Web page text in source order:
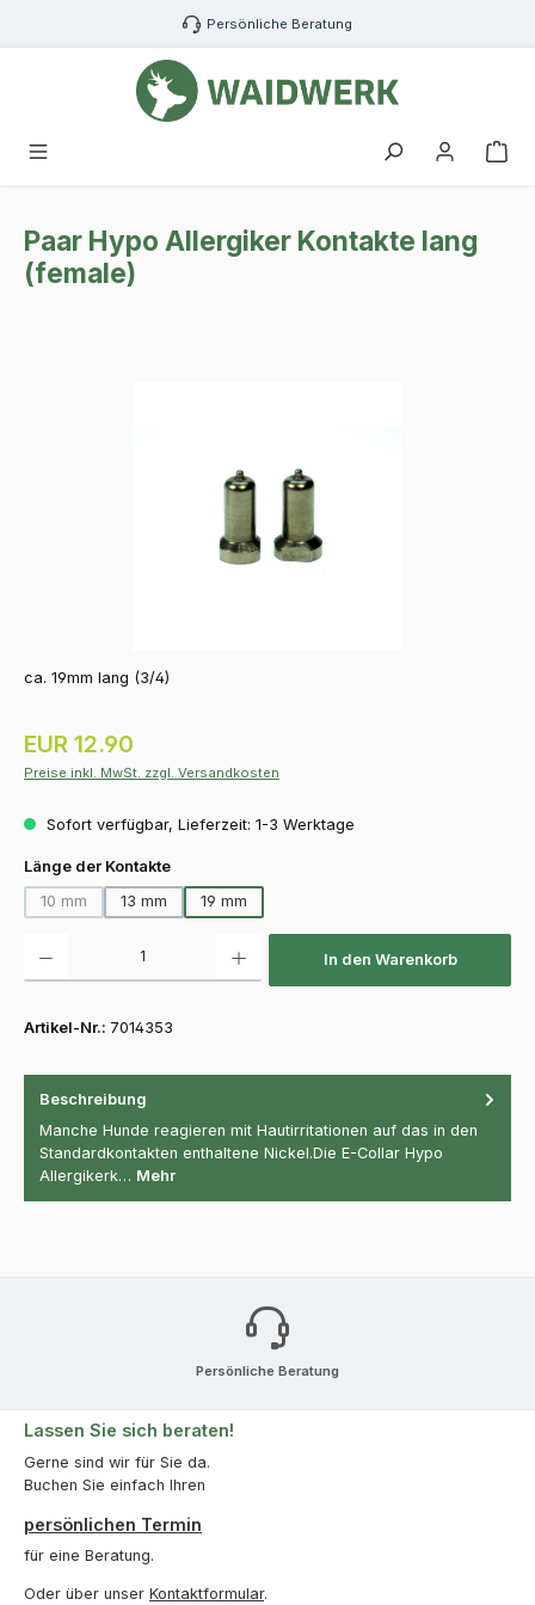
Zum Hauptinhalt springen Persönliche Beratung
Paar Hypo Allergiker Kontakte lang
(female)
ca. 19mm lang (3/4)
Regulärer Preis:
EUR 12.90
Preise inkl. MwSt. zzgl. Versandkosten
Sofort verfügbar, Lieferzeit: 1-3 Werktage
Länge der Kontakteauswählen
10 mm
(Diese Option ist zurzeit nicht verfügbar.)
13 mm 19 mm
In den Warenkorb
Artikel-Nr.: 7014353
Beschreibung
Manche Hunde reagieren mit Hautirritationen auf das in den
Standardkontakten enthaltene Nickel.Die E-Collar Hypo
Allergikerk… Mehr
Persönliche Beratung
Lassen Sie sich beraten!
Gerne sind wir für Sie da.
Buchen Sie einfach Ihren
persönlichen Termin
für eine Beratung.
Oder über unser Kontaktformular.